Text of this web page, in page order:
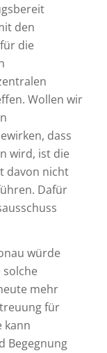
den
die
Wollen wir
dass
wird, ist die
davon nicht
Dafür
würde
solche
mehr
für
kann
Begegnung